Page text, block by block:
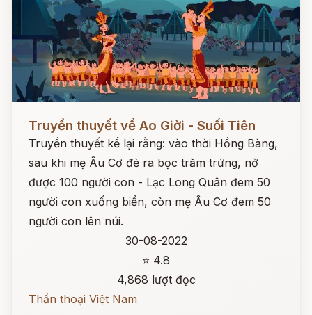
Đọc ngay
Truyền thuyết về Ao Giời - Suối Tiên
Truyền thuyết kể lại rằng: vào thời Hồng Bàng,
sau khi mẹ Âu Cơ đẻ ra bọc trăm trứng, nở
được 100 người con - Lạc Long Quân đem 50
người con xuống biển, còn mẹ Âu Cơ đem 50
người con lên núi.
30-08-2022
⭐ 4.8
4,868 lượt đọc
Thần thoại Việt Nam